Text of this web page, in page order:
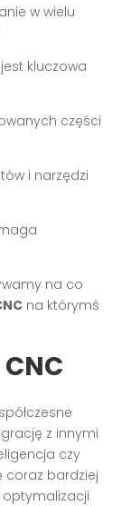
w wielu
kluczowa
części
i narzędzi
na co
na którymś
z innymi
czy
coraz bardziej
optymalizacji